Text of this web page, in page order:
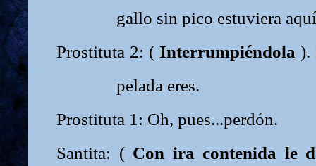
gallo sin pico estuviera
Prostituta 2: ( Interrumpiéndola ).
pelada eres.
Prostituta 1: Oh, pues...perdón.
Santita: ( Con ira contenida le